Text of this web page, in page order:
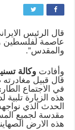
قال الرئيس
عاصمة لفلسطين
والمقدس”.
وأفادت وكالة
قال قبيل
في الاجتماع
هذه الزيارة
الحدث الذي
مقدسة لجميع
هذه الارض